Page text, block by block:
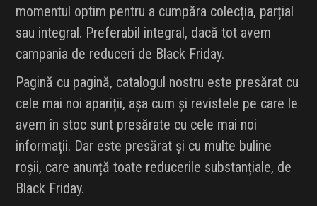
momentul optim pentru a cumpăra colecția, parțial
sau integral. Preferabil integral, dacă tot avem
campania de reduceri de Black Friday.
Pagină cu pagină, catalogul nostru este presărat cu
cele mai noi apariții, așa cum și revistele pe care le
avem în stoc sunt presărate cu cele mai noi
informații. Dar este presărat și cu multe buline
roșii, care anunță toate reducerile substanțiale, de
Black Friday.